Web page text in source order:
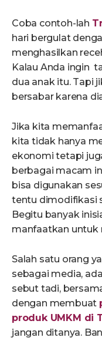
Coba contoh-lah
hari bergulat
menghasilkan
Kalau Anda ingin
dua anak itu. Tapi
bersabar karena
Jika kita
kita tidak hanya
ekonomi tetapi
berbagai macam
bisa digunakan
tentu dimodifikasi
Begitu banyak
manfaatkan untuk
Salah satu orang
sebagai media,
sebut tadi,
dengan membuat
produk UMKM di
jangan ditanya.